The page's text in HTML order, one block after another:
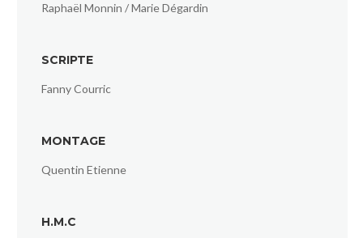
Raphaël Monnin / Marie Dégardin
SCRIPTE
Fanny Courric
MONTAGE
Quentin Etienne
H.M.C